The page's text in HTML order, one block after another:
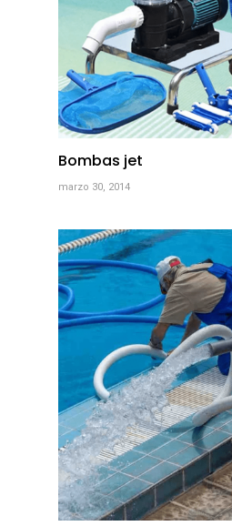
Bombas jet
marzo 30, 2014